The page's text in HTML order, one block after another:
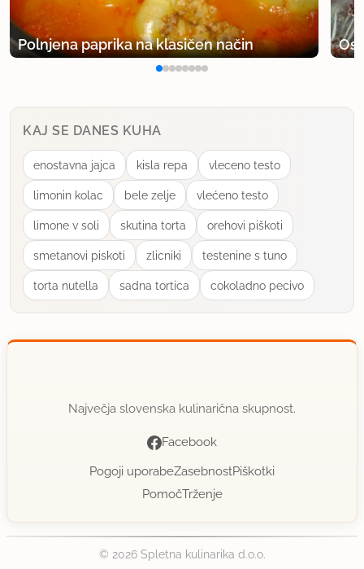
Polnjena paprika na klasičen način
KAJ SE DANES KUHA
enostavna jajca kisla repa vleceno testo
limonin kolac bele zelje vlećeno testo
limone v soli skutina torta orehovi piškoti
smetanovi piskoti zlicniki testenine s tuno
torta nutella sadna tortica cokoladno pecivo
Največja slovenska kulinarična skupnost.
Facebook
Pogoji uporabeZasebnostPiškotki
PomočTrženje
© 2026 Spletna kulinarika d.o.o.